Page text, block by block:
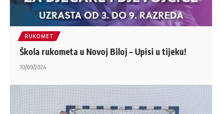
RUKOMET
Škola rukometa u Novoj Biloj – Upisi u tijeku!
10/09/2024